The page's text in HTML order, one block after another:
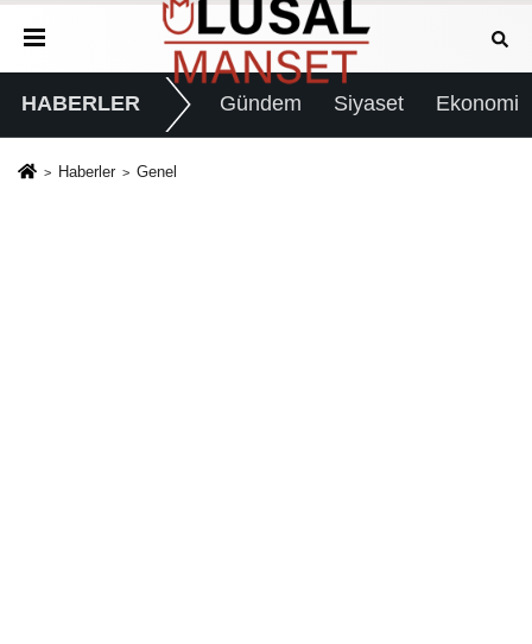
HABERLER Gündem Siyaset Ekonomi
Haberler Genel